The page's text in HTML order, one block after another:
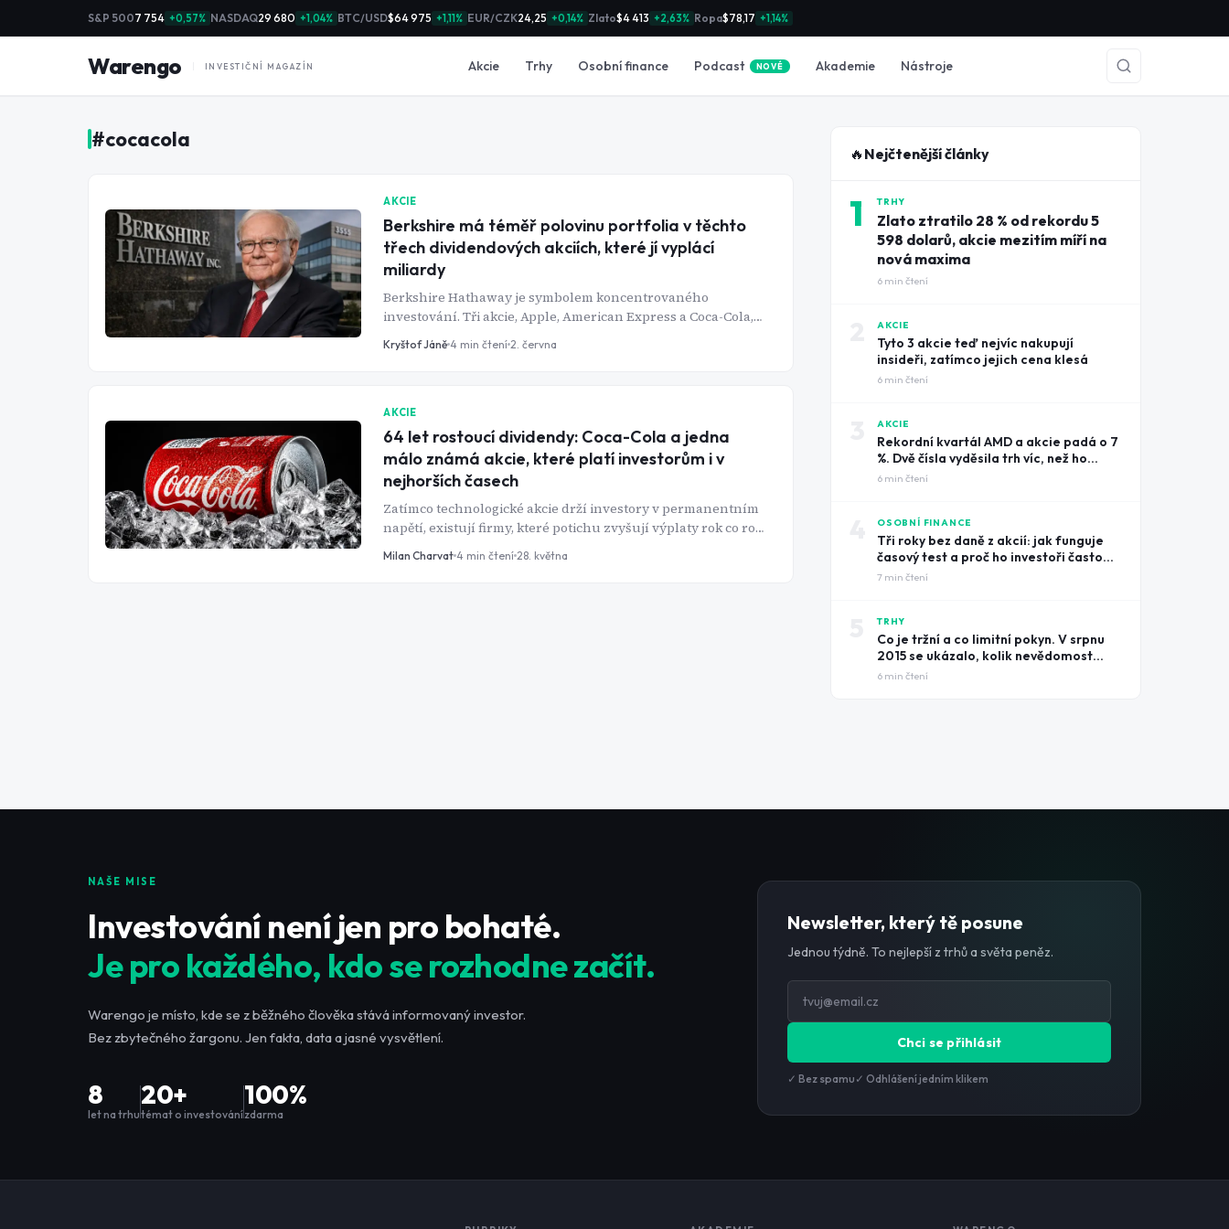
S&P 5007 754 +0,57% NASDAQ29 680 +1,04% BTC/USD$64 975 +1,11% EUR/CZK24,25 +0,14% Zlato$4 413 +2,63% Ropa$78,17 +1,14%
Warengo INVESTIČNÍ MAGAZÍN Akcie Trhy Osobní finance Podcast NOVÉ Akademie Nástroje
#cocacola
AKCIE
Berkshire má téměř polovinu portfolia v těchto
třech dividendových akciích, které jí vyplácí
miliardy
Berkshire Hathaway je symbolem koncentrovaného
investování. Tři akcie, Apple, American Express a Coca-Cola,
tvoří přibližně polovinu akciového portfolia Berkshire. Tyto tři
pozice mohou Berkshire jen v roce 2026 přinést zhruba 1,6
Kryštof Jáně 4 min čtení 2. června
AKCIE
64 let rostoucí dividendy: Coca-Cola a jedna
málo známá akcie, které platí investorům i v
nejhorších časech
Zatímco technologické akcie drží investory v permanentním
napětí, existují firmy, které potichu zvyšují výplaty rok co rok -
bez ohledu na recese, pandemie či obchodní války.
Milan Charvat 4 min čtení 28. května
🔥 Nejčtenější články
1 TRHY
Zlato ztratilo 28 % od rekordu 5
598 dolarů, akcie mezitím míří na
nová maxima
6 min čtení
AKCIE
Tyto 3 akcie teď nejvíc nakupují
insideři, zatímco jejich cena klesá
6 min čtení
AKCIE
Rekordní kvartál AMD a akcie padá o 7
%. Dvě čísla vyděsila trh víc, než ho
potěšily tržby
6 min čtení
OSOBNÍ FINANCE
Tři roky bez daně z akcií: jak funguje
časový test a proč ho investoři často
prošvihnou
7 min čtení
TRHY
Co je tržní a co limitní pokyn. V srpnu
2015 se ukázalo, kolik nevědomost
může stát
6 min čtení
NAŠE MISE
Investování není jen pro bohaté.
Je pro každého, kdo se rozhodne začít.
Warengo je místo, kde se z běžného člověka stává informovaný investor.
Bez zbytečného žargonu. Jen fakta, data a jasné vysvětlení.
8
let na trhu
20+
témat o investování
100%
zdarma
Newsletter, který tě posune
Jednou týdně. To nejlepší z trhů a světa peněz.
Chci se přihlásit
✓ Bez spamu ✓ Odhlášení jedním klikem